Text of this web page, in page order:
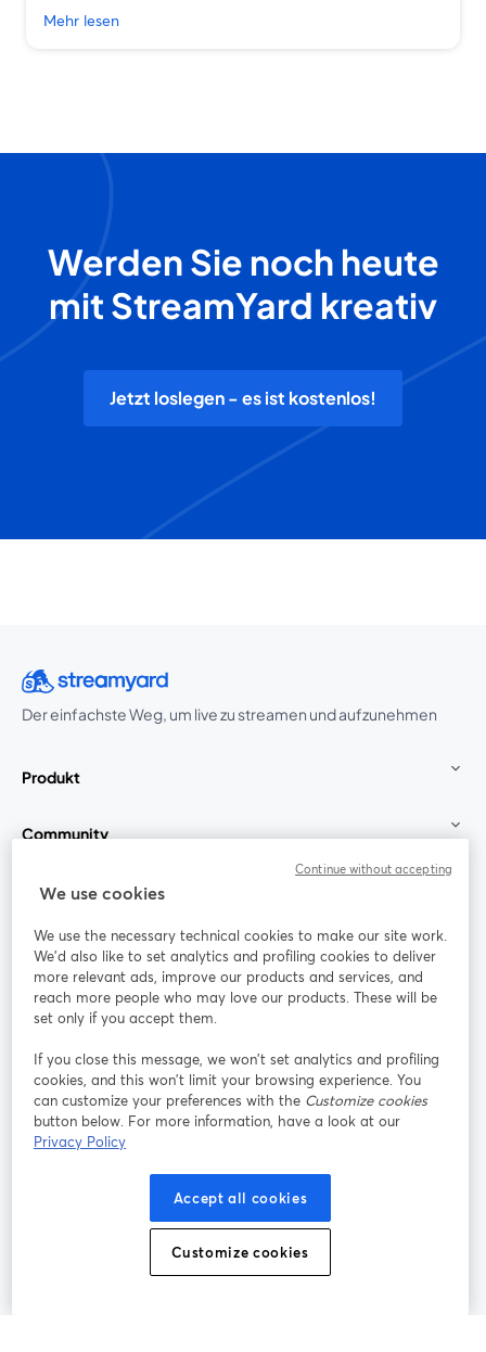
Mehr lesen
Werden Sie noch heute
mit StreamYard kreativ
Jetzt loslegen - es ist kostenlos!
Der einfachste Weg, um live zu streamen und aufzunehmen
Produkt
Community
StreamYard für
Mitmachen
Webinar Facebook
wird in einem neuen Tab geöffnet
X (Twitter)
wird in einem neuen Tab geöffnet
Nutzungsbedingungen
wird in einem neuen Tab geöffnet
Datenschutzrichtlinie
wird in einem neuen Tab geöffnet
Cookie-Richtlinie
Cookie-Einstellungen Hilfe-Center
We use cookies
We use the necessary technical cookies to make our site work.
We'd also like to set analytics and profiling cookies to deliver
more relevant ads, improve our products and services, and
reach more people who may love our products. These will be
set only if you accept them.
If you close this message, we won’t set analytics and profiling
cookies, and this won’t limit your browsing experience. You
can customize your preferences with the Customize cookies
button below. For more information, have a look at our
Privacy Policy
Accept all cookies
Customize cookies
Continue without accepting